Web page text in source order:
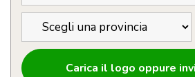
Carica il logo oppure